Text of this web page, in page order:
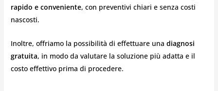
rapido e conveniente, con preventivi chiari e senza costi
nascosti.
Inoltre, offriamo la possibilità di effettuare una diagnosi
gratuita, in modo da valutare la soluzione più adatta e il
costo effettivo prima di procedere.